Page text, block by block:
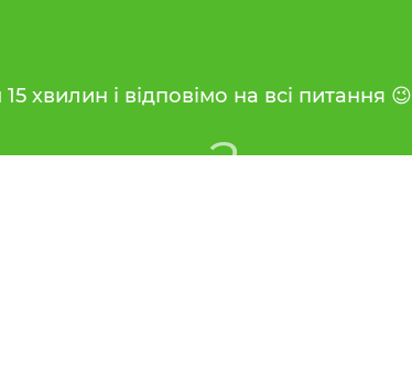
?
?
хвилин і відповімо на всі питання 😉